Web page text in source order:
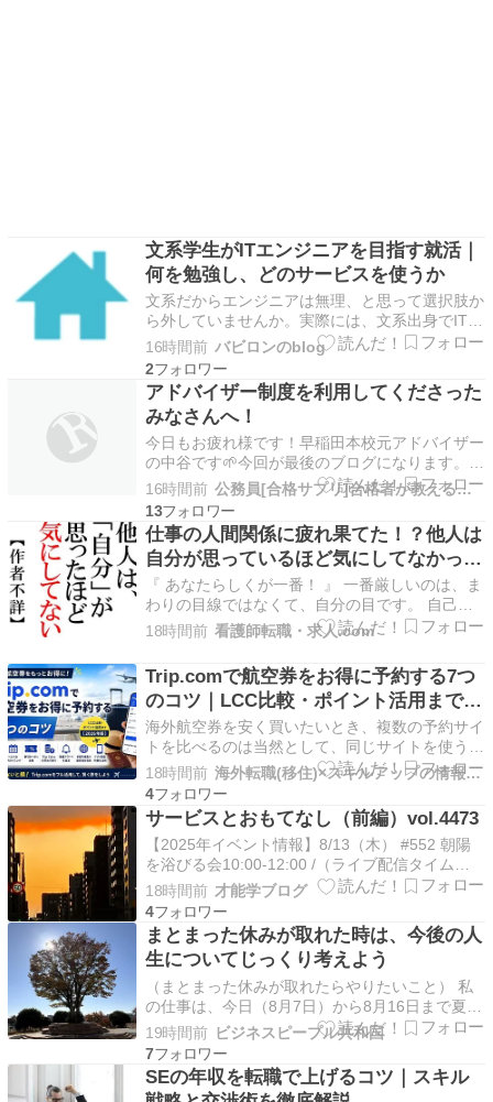
文系学生がITエンジニアを目指す就活｜
何を勉強し、どのサービスを使うか
文系だからエンジニアは無理、と思って選択肢か
ら外していませんか。実際には、文系出身でITエ
ンジニアとして働き始める人は珍しくありませ
ん。 ただし、理系の情報系学生と同じ動き方を
しても通りません。準備するものと、使うサービ
スが変わります。結論を先に書きます。 ◆ IT志
望の学生を…
16時間前 バビロンのblog
2
アドバイザー制度を利用してくださった
みなさんへ！
今日もお疲れ様です！早稲田本校元アドバイザー
の中谷です🌱今回が最後のブログになります。今
までお付き合いいただき、ありがとうございまし
た。「アドバイザー」というちょっぴり偉そうな
名前の立場に就かせていただいてから、たくさん
の方々と関わることができました。たった1年早
く受験しただけで…
16時間前
公務員[合格サプリ]合格者が教える勉強法
13
仕事の人間関係に疲れ果てた！？他人は
自分が思っているほど気にしてなかっ
た！？「いい人」をやめて自分らしく生
きる
『 あなたらしくが一番！ 』 一番厳しいのは、ま
わりの目線ではなくて、自分の目です。 自己否
定でストレスがたまっていくのです。 まわりか
らとやかく言われることよりも、自分が自分の裁
判官になっていくことで最も疲れる形になるので
す。 － 中谷彰宏 － 自分を犠牲にしてまで誰か
に優し…
18時間前 看護師転職・求人.com
Trip.comで航空券をお得に予約する7つ
のコツ｜LCC比較・ポイント活用まで
【2026年版】
海外航空券を安く買いたいとき、複数の予約サイ
トを比べるのは当然として、同じサイトを使うに
も「知っているかどうか」で価格が変わるコツが
あります。 Trip.comは世界最大級のオンライン
旅行プラットフォームのひとつ。LCCを含めた多
くの航空会社を一括比較できる点が強みですが、
その…
18時間前
海外転職(移住)×スキルアップの情報ブログ
4
サービスとおもてなし（前編）vol.4473
【2025年イベント情報】8/13（木） #552 朝陽
を浴びる会10:00-12:00 /（ライブ配信タイム
11:30-12:00）【詳細】8/16（日）：8月度右脳
人会2026今年のテーマ：#ピンに寄せる #時代を
記録する #本当の自分を表現する --vol.4473サー
ビス…
18時間前 才能学ブログ
4
まとまった休みが取れた時は、今後の人
生についてじっくり考えよう
（まとまった休みが取れたらやりたいこと） 私
の仕事は、今日（8月7日）から8月16日まで夏期
休暇です。 10連休という長い休みです。 勤め人
人生を送っていると、長期の休みというのはなか
なかないものですが、お盆の時期や年末年始は慣
例的に長く休めますよね。 もっとも、サービス
19時間前
ビジネスピープル共和国
7
SEの年収を転職で上げるコツ｜スキル